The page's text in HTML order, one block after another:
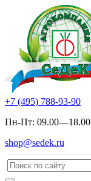
+7 (495) 788-93-90
Пн-Пт: 09.00—18.00
shop@sedek.ru